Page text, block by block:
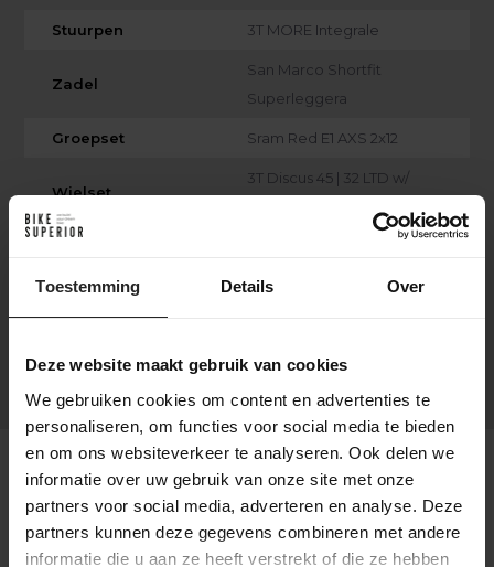
Toestemming Details Over
Deze website maakt gebruik van cookies
We gebruiken cookies om content en advertenties te
personaliseren, om functies voor social media te bieden
en om ons websiteverkeer te analyseren. Ook delen we
informatie over uw gebruik van onze site met onze
partners voor social media, adverteren en analyse. Deze
partners kunnen deze gegevens combineren met andere
informatie die u aan ze heeft verstrekt of die ze hebben
Stuurpen 3T MORE Integrale
Zadel
San Marco Shortfit
Superleggera
Groepset Sram Red E1 AXS 2x12
Wielset
3T Discus 45 | 32 LTD w/
Cassette Sram Red E1 AXS 10-33T
Verzendvoorwaarden
Gratis verzending: Bij bestellingen boven €75,-